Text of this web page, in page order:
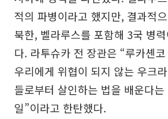
적의 파병이라고 했지만, 결과적
북한, 벨라루스를 포함해 3국 병
다. 라투슈카 전 장관은 “루카셴
우리에게 위협이 되지 않는 우크
들로부터 살인하는 법을 배운다
일”이라고 한탄했다.